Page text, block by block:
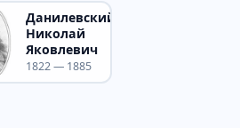
Данилевский
Николай
Яковлевич
1822 — 1885